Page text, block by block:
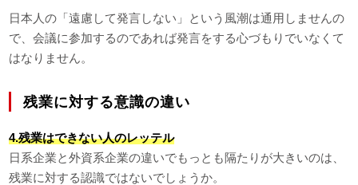
日本人の「遠慮して発言しない」という風潮は通用しませんの
で、会議に参加するのであれば発言をする心づもりでいなくて
はなりません。
残業に対する意識の違い
4.残業はできない人のレッテル
日系企業と外資系企業の違いでもっとも隔たりが大きいのは、
残業に対する認識ではないでしょうか。